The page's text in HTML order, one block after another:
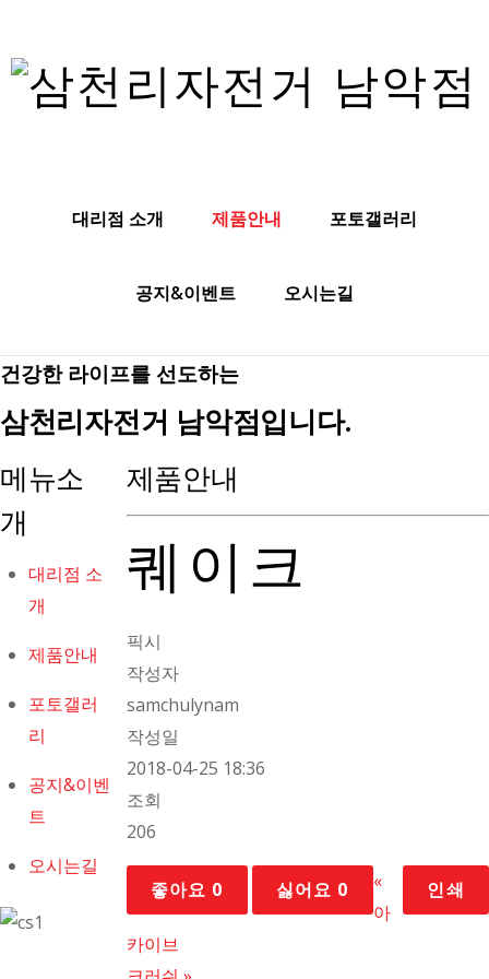
대리점 소개 제품안내 포토갤러리
공지&이벤트 오시는길
건강한 라이프를 선도하는
삼천리자전거 남악점입니다.
메뉴소
개
대리점 소
개
제품안내
포토갤러
리
공지&이벤
트
오시는길
제품안내
퀘이크
픽시
작성자
samchulynam
작성일
2018-04-25 18:36
조회
206
좋아요 0 싫어요 0 인쇄
«
아
카이브